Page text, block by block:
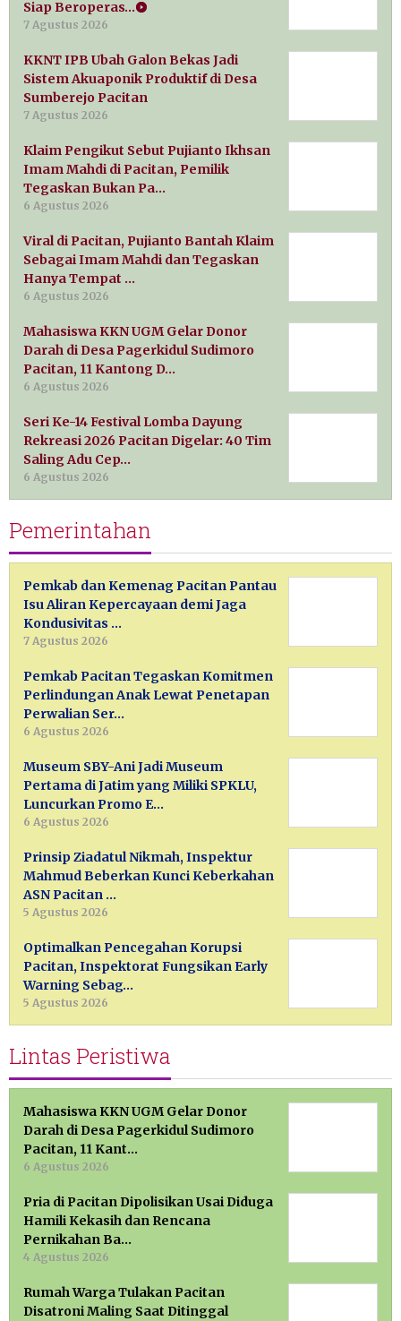
Siap Beroperas…
7 Agustus 2026
KKNT IPB Ubah Galon Bekas Jadi
Sistem Akuaponik Produktif di Desa
Sumberejo Pacitan
7 Agustus 2026
Klaim Pengikut Sebut Pujianto Ikhsan
Imam Mahdi di Pacitan, Pemilik
Tegaskan Bukan Pa…
6 Agustus 2026
Viral di Pacitan, Pujianto Bantah Klaim
Sebagai Imam Mahdi dan Tegaskan
Hanya Tempat …
6 Agustus 2026
Mahasiswa KKN UGM Gelar Donor
Darah di Desa Pagerkidul Sudimoro
Pacitan, 11 Kantong D…
6 Agustus 2026
Seri Ke-14 Festival Lomba Dayung
Rekreasi 2026 Pacitan Digelar: 40 Tim
Saling Adu Cep…
6 Agustus 2026
Pemerintahan
Pemkab dan Kemenag Pacitan Pantau
Isu Aliran Kepercayaan demi Jaga
Kondusivitas …
7 Agustus 2026
Pemkab Pacitan Tegaskan Komitmen
Perlindungan Anak Lewat Penetapan
Perwalian Ser…
6 Agustus 2026
Museum SBY-Ani Jadi Museum
Pertama di Jatim yang Miliki SPKLU,
Luncurkan Promo E…
6 Agustus 2026
Prinsip Ziadatul Nikmah, Inspektur
Mahmud Beberkan Kunci Keberkahan
ASN Pacitan …
5 Agustus 2026
Optimalkan Pencegahan Korupsi
Pacitan, Inspektorat Fungsikan Early
Warning Sebag…
5 Agustus 2026
Lintas Peristiwa
Mahasiswa KKN UGM Gelar Donor
Darah di Desa Pagerkidul Sudimoro
Pacitan, 11 Kant…
6 Agustus 2026
Pria di Pacitan Dipolisikan Usai Diduga
Hamili Kekasih dan Rencana
Pernikahan Ba…
4 Agustus 2026
Rumah Warga Tulakan Pacitan
Disatroni Maling Saat Ditinggal